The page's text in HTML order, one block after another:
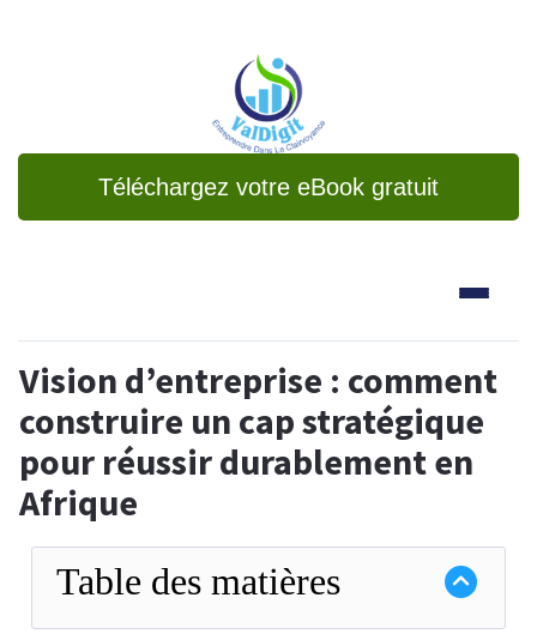
Téléchargez votre eBook gratuit
Vision d’entreprise : comment
construire un cap stratégique
pour réussir durablement en
Afrique
Table des matières